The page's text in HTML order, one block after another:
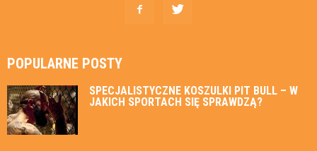
POPULARNE POSTY
SPECJALISTYCZNE KOSZULKI PIT BULL – W
JAKICH SPORTACH SIĘ SPRAWDZĄ?